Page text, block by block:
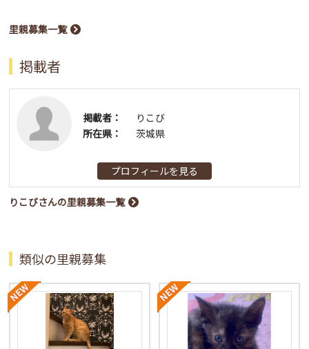
里親募集一覧
掲載者
掲載者：
りこび
所在県：
茨城県
プロフィールを見る
りこびさんの里親募集一覧
類似の里親募集